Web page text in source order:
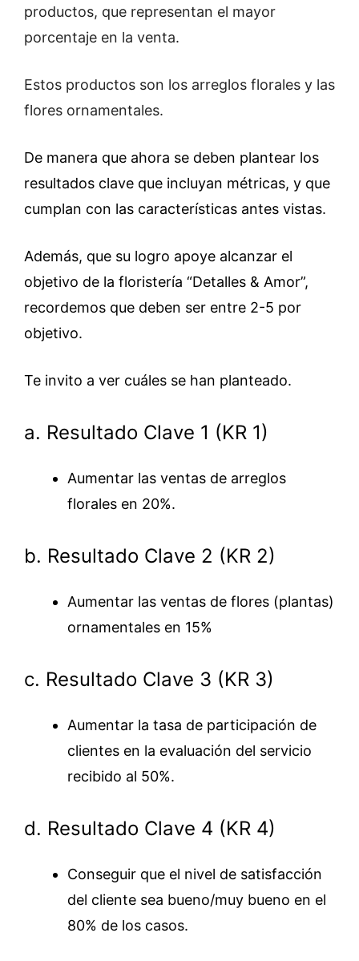
productos, que representan el mayor
porcentaje en la venta.
Estos productos son los arreglos florales y las
flores ornamentales.
De manera que ahora se deben plantear los
resultados clave que incluyan métricas, y que
cumplan con las características antes vistas.
Además, que su logro apoye alcanzar el
objetivo de la floristería “Detalles & Amor”,
recordemos que deben ser entre 2-5 por
objetivo.
Te invito a ver cuáles se han planteado.
a. Resultado Clave 1 (KR 1)
Aumentar las ventas de arreglos
florales en 20%.
b. Resultado Clave 2 (KR 2)
Aumentar las ventas de flores (plantas)
ornamentales en 15%
c. Resultado Clave 3 (KR 3)
Aumentar la tasa de participación de
clientes en la evaluación del servicio
recibido al 50%.
d. Resultado Clave 4 (KR 4)
Conseguir que el nivel de satisfacción
del cliente sea bueno/muy bueno en el
80% de los casos.